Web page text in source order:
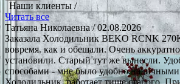
Наши клиенты /
Читать все
Татьяна Николаевна/ 02.08.2026
Заказала Холодильник BEKO RCNK
вовремя. как и обещали. Очень
установили. Старый тут же вынесли.
способами - мне было удобно
Холодильник. работает тише старого.